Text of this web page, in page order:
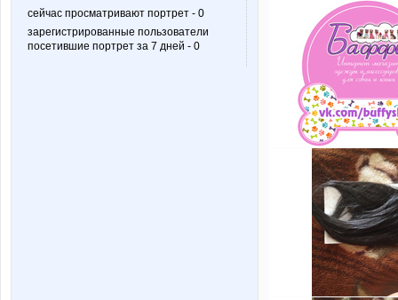
сейчас просматривают портрет - 0
зарегистрированные пользователи
посетившие портрет за 7 дней - 0